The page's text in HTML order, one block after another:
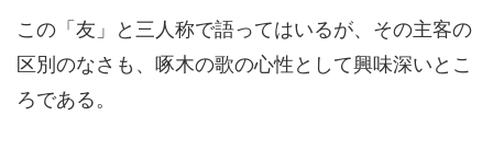
この「友」と三人称で語ってはいるが、その主客の
区別のなさも、啄木の歌の心性として興味深いとこ
ろである。